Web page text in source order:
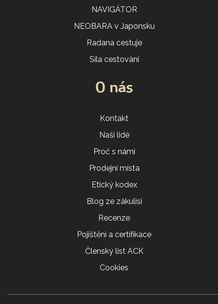
NAVIGÁTOR
NEOBARA v Japonsku
Radana cestuje
Síla cestování
O nás
Kontakt
Naši lidé
Proč s námi
Prodejní místa
Etický kodex
Blog ze zákulisí
Recenze
Pojištění a certifikace
Členský list ACK
Cookies